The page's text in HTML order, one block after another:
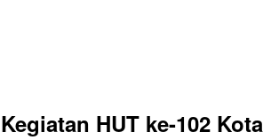
HUT ke-102 Kota